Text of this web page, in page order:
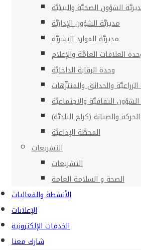
الشؤون الصحيَّة والبيئيَّة
مديريَّة الشؤون الإداريَّة
مديريَّة الموارد البشريَّة
العلاقات العامَّة والإعلام
وحدة الرقابة الداخليَّة
والحدائق والمتنزّهات
الثقافيَّة والاجتماعيَّة
والصيانة (كراج البلديَّة)
المحطَّة الإذاعيَّة
التشريعات
التشريعات
الصحة و السلامة العامة
الأنشطة والفعاليات
الإعلانات
الخدمات الإلكترونية
شارك معنا